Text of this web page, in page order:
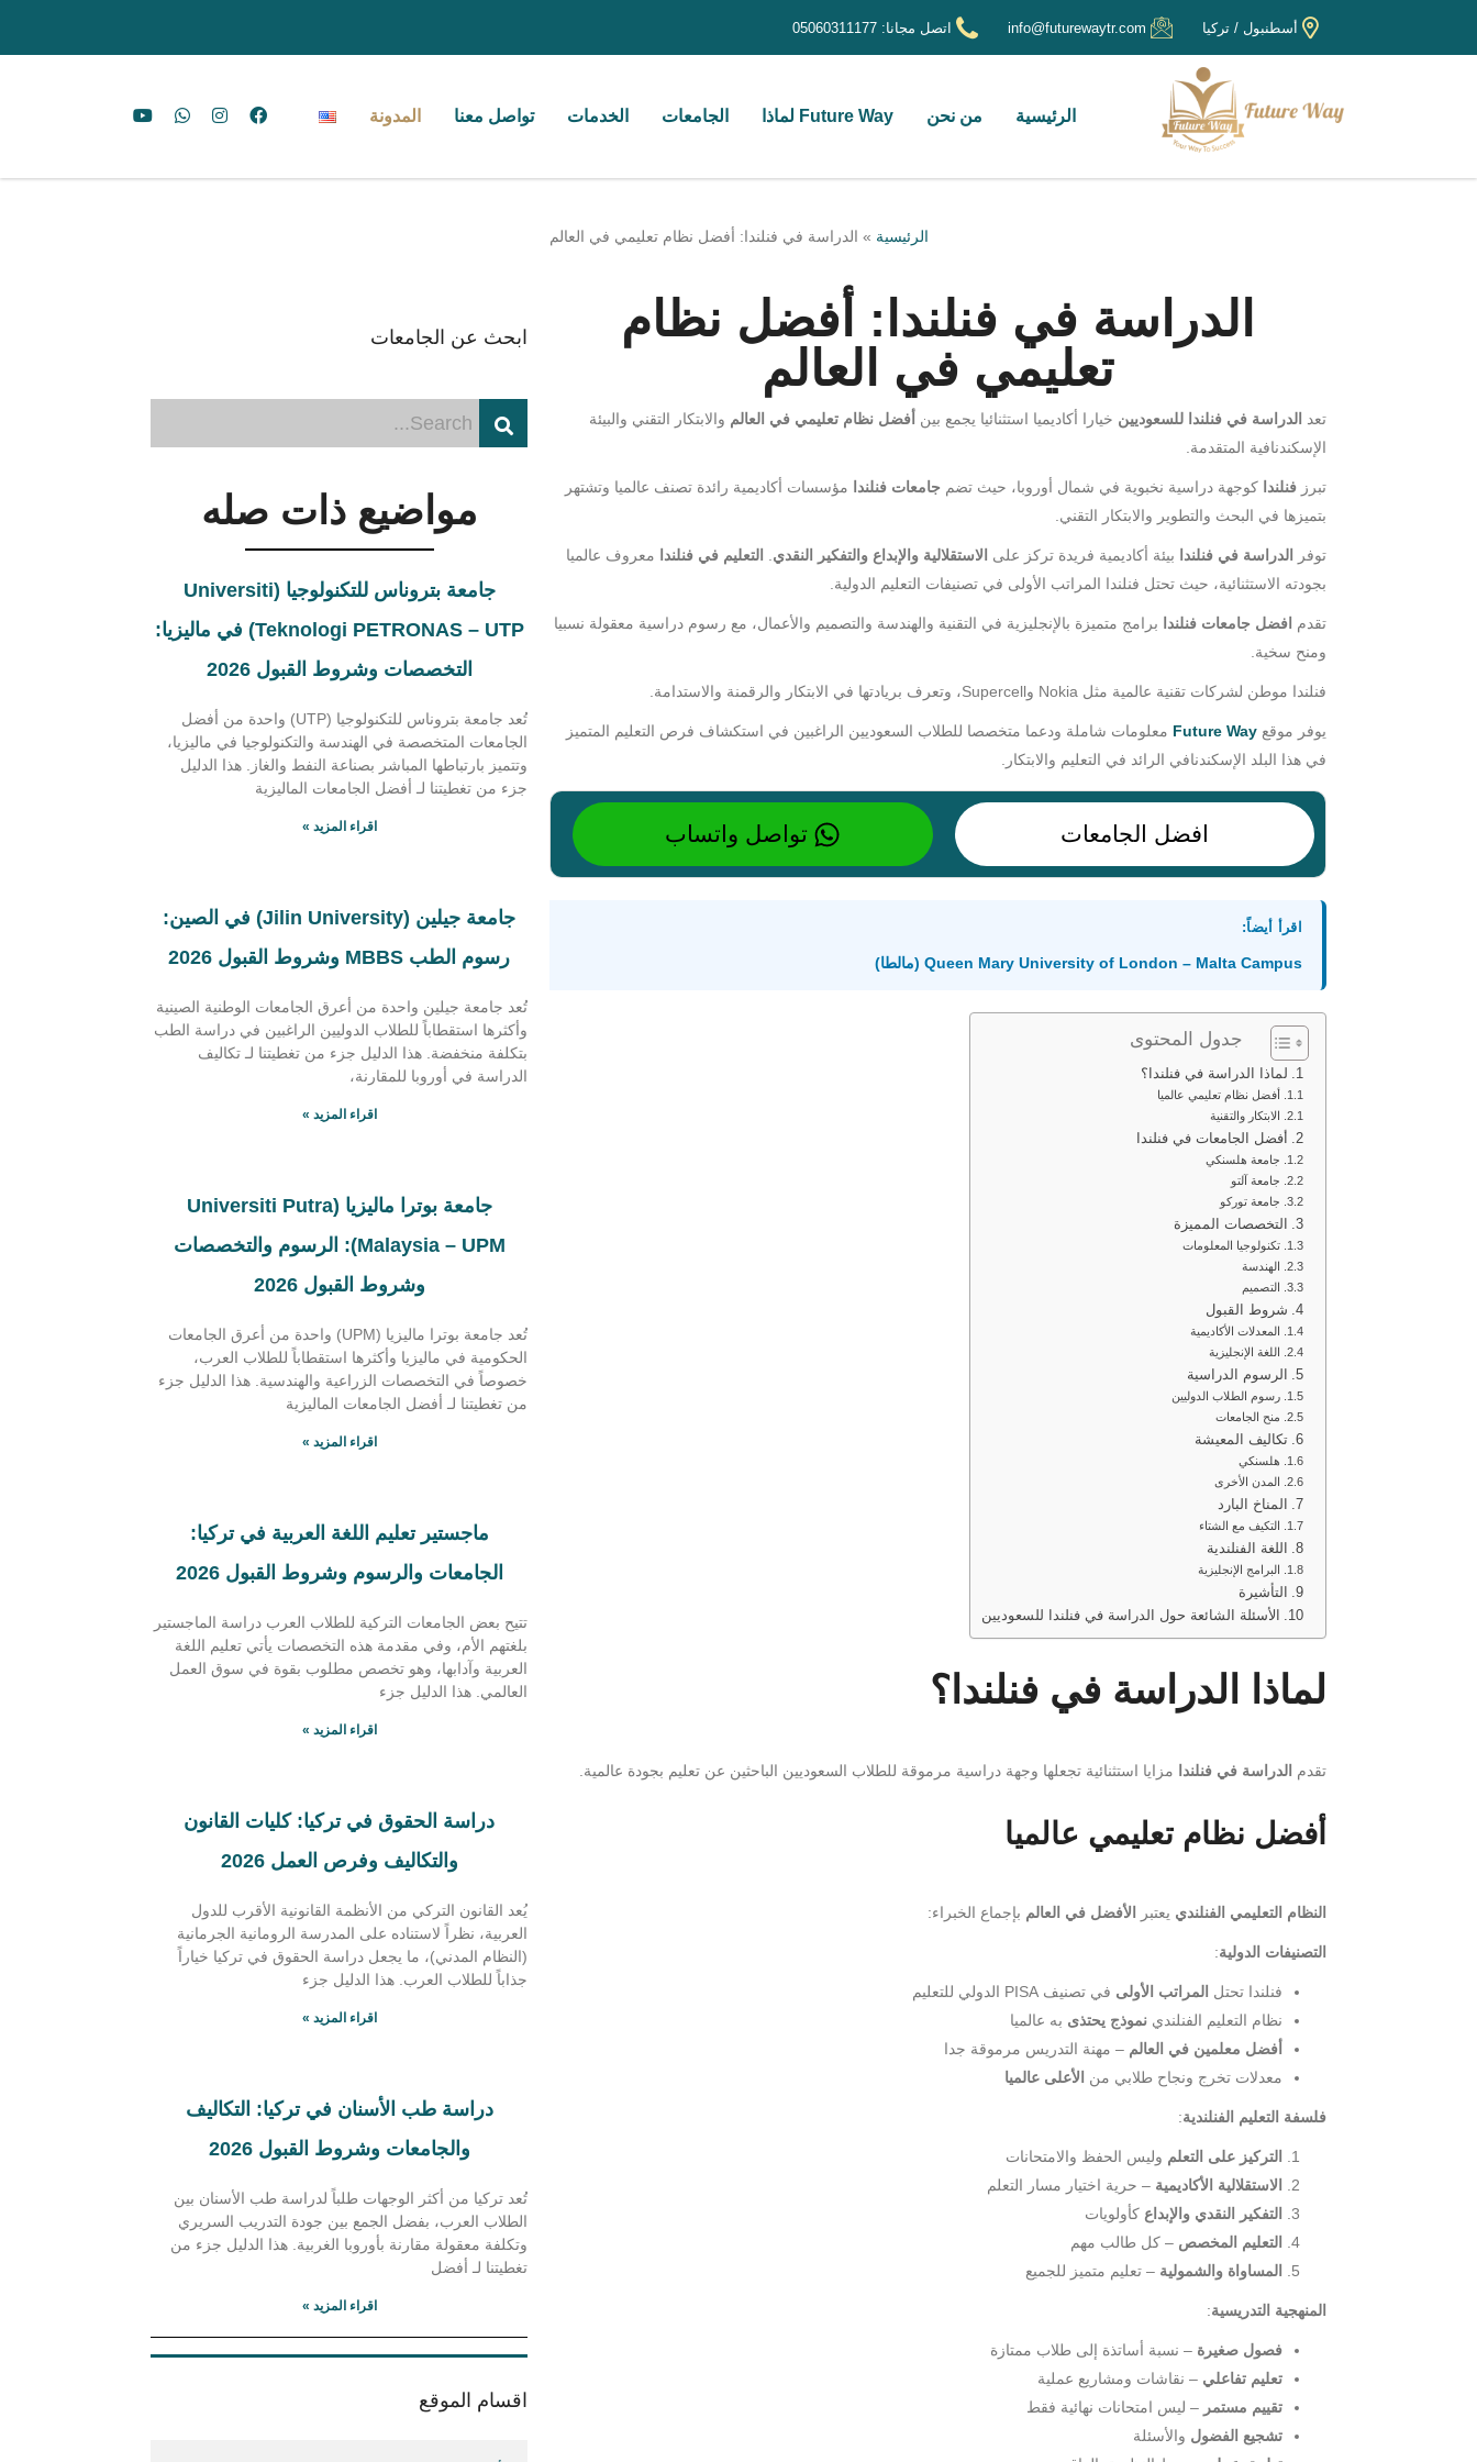
أسطنبول / تركيا info@futurewaytr.com اتصل مجانا: 05060311177
الرئيسية من نحن Future Way لماذا الجامعات الخدمات تواصل معنا المدونة
الرئيسية » الدراسة في فنلندا: أفضل نظام تعليمي في العالم
ابحث عن الجامعات
مواضيع ذات صله
جامعة بتروناس للتكنولوجيا (Universiti
Teknologi PETRONAS – UTP) في ماليزيا:
التخصصات وشروط القبول 2026
تُعد جامعة بتروناس للتكنولوجيا (UTP) واحدة من أفضل
الجامعات المتخصصة في الهندسة والتكنولوجيا في ماليزيا،
وتتميز بارتباطها المباشر بصناعة النفط والغاز. هذا الدليل
جزء من تغطيتنا لـ أفضل الجامعات الماليزية
اقراء المزيد »
جامعة جيلين (Jilin University) في الصين:
رسوم الطب MBBS وشروط القبول 2026
تُعد جامعة جيلين واحدة من أعرق الجامعات الوطنية الصينية
وأكثرها استقطاباً للطلاب الدوليين الراغبين في دراسة الطب
بتكلفة منخفضة. هذا الدليل جزء من تغطيتنا لـ تكاليف
الدراسة في أوروبا للمقارنة،
اقراء المزيد »
جامعة بوترا ماليزيا (Universiti Putra
Malaysia – UPM): الرسوم والتخصصات
وشروط القبول 2026
تُعد جامعة بوترا ماليزيا (UPM) واحدة من أعرق الجامعات
الحكومية في ماليزيا وأكثرها استقطاباً للطلاب العرب،
خصوصاً في التخصصات الزراعية والهندسية. هذا الدليل جزء
من تغطيتنا لـ أفضل الجامعات الماليزية
اقراء المزيد »
ماجستير تعليم اللغة العربية في تركيا:
الجامعات والرسوم وشروط القبول 2026
تتيح بعض الجامعات التركية للطلاب العرب دراسة الماجستير
بلغتهم الأم، وفي مقدمة هذه التخصصات يأتي تعليم اللغة
العربية وآدابها، وهو تخصص مطلوب بقوة في سوق العمل
العالمي. هذا الدليل جزء
اقراء المزيد »
دراسة الحقوق في تركيا: كليات القانون
والتكاليف وفرص العمل 2026
يُعد القانون التركي من الأنظمة القانونية الأقرب للدول
العربية، نظراً لاستناده على المدرسة الرومانية الجرمانية
(النظام المدني)، ما يجعل دراسة الحقوق في تركيا خياراً
جذاباً للطلاب العرب. هذا الدليل جزء
اقراء المزيد »
دراسة طب الأسنان في تركيا: التكاليف
والجامعات وشروط القبول 2026
تُعد تركيا من أكثر الوجهات طلباً لدراسة طب الأسنان بين
الطلاب العرب، بفضل الجمع بين جودة التدريب السريري
وتكلفة معقولة مقارنة بأوروبا الغربية. هذا الدليل جزء من
تغطيتنا لـ أفضل
اقراء المزيد »
اقسام الموقع
الدراسة في فنلندا: أفضل نظام
تعليمي في العالم
تعد الدراسة في فنلندا للسعوديين خيارا أكاديميا استثنائيا يجمع بين أفضل نظام تعليمي في العالم والابتكار التقني والبيئة
الإسكندنافية المتقدمة.
تبرزفنلندا كوجهة دراسية نخبوية في شمال أوروبا، حيث تضم جامعات فنلندا
مؤسسات أكاديمية رائدة تصنف عالميا وتشتهر
بتميزها في البحث والتطوير والابتكار التقني.
توفر الدراسة في فنلندا بيئة أكاديمية فريدة تركز على الاستقلالية والإبداع والتفكير النقدي التعليم في فنلندا
معروف عالميا
بجودته الاستثنائية، حيث تحتل فنلندا المراتب الأولى في تصنيفات التعليم الدولية.
تقدم افضل جامعات فنلندا
برامج متميزة بالإنجليزية في التقنية والهندسة والتصميم والأعمال، مع رسوم دراسية معقولة نسبيا
ومنح سخية.
فنلندا موطن لشركات تقنية عالمية مثل Nokia وSupercell، وتعرف بريادتها في الابتكار والرقمنة والاستدامة.
يوفر موقعFuture Way معلومات شاملة ودعما متخصصا للطلاب السعوديين الراغبين في استكشاف فرص التعليم المتميز
في هذا البلد الإسكندنافي الرائد في التعليم والابتكار.
افضل الجامعات تواصل واتساب
اقرأ أيضاً:
Queen Mary University of London – Malta Campus (مالطا)
جدول المحتوى
لماذا الدراسة في فنلندا؟
أفضل نظام تعليمي عالميا
الابتكار والتقنية
أفضل الجامعات في فنلندا
جامعة هلسنكي
جامعة آلتو
جامعة توركو
التخصصات المميزة
تكنولوجيا المعلومات
الهندسة
التصميم
شروط القبول
المعدلات الأكاديمية
اللغة الإنجليزية
الرسوم الدراسية
رسوم الطلاب الدوليين
منح الجامعات
تكاليف المعيشة
هلسنكي
المدن الأخرى
المناخ البارد
التكيف مع الشتاء
اللغة الفنلندية
البرامج الإنجليزية
التأشيرة
الأسئلة الشائعة حول الدراسة في فنلندا للسعوديين
لماذا الدراسة في فنلندا؟
تقدم الدراسة في فنلندا مزايا استثنائية تجعلها وجهة دراسية مرموقة للطلاب السعوديين الباحثين عن تعليم بجودة عالمية.
أفضل نظام تعليمي عالميا
النظام التعليمي الفنلندي يعتبر الأفضل في العالم بإجماع الخبراء:
التصنيفات الدولية:
فنلندا تحتل المراتب الأولى في تصنيف PISA الدولي للتعليم
نظام التعليم الفنلندينموذج يحتذى به عالميا
أفضل معلمين في العالم – مهنة التدريس مرموقة جدا
معدلات تخرج ونجاح طلابي من
الأعلى عالميا
فلسفة التعليم الفنلندية:
التركيز على التعلم وليس الحفظ والامتحانات
الاستقلالية الأكاديمية – حرية اختيار مسار التعلم
التفكير النقدي والإبداع كأولويات
التعليم المخصص – كل طالب مهم
المساواة والشمولية – تعليم متميز للجميع
المنهجية التدريسية:
فصول صغيرة – نسبة أساتذة إلى طلاب ممتازة
تعليم تفاعلي – نقاشات ومشاريع عملية
تقييم مستمر – ليس امتحانات نهائية فقط
تشجيع الفضول والأسئلة